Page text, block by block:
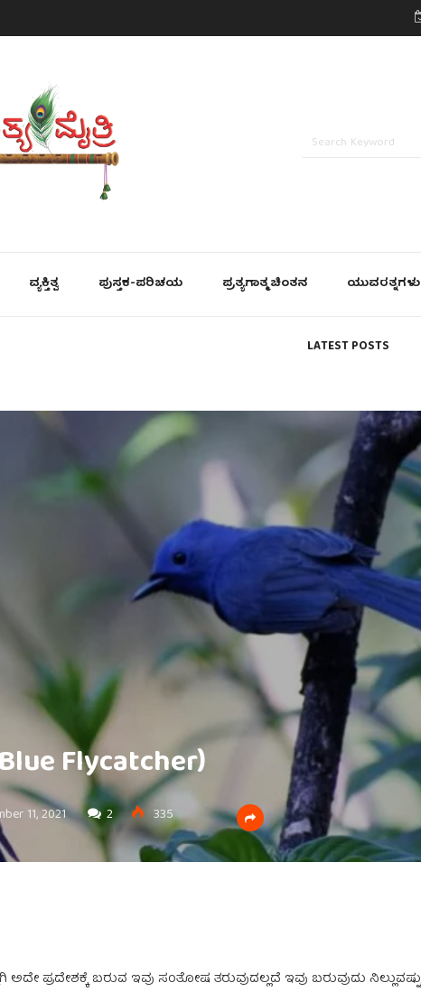
ವ್ಯಕ್ತಿತ್ವ ಪುಸ್ತಕ-ಪರಿಚಯ ಪ್ರತ್ಯಗಾತ್ಮ ಚಿಂತನ ಯುವರತ್ನಗಳು
LATEST POSTS
Flycatcher)
11, 2021 2 335
ಪ್ರದೇಶಕ್ಕೆ ಬರುವ ಇವು ಸಂತೋಷ ತರುವುದಲ್ಲದೆ ಇವು ಬರುವುದು